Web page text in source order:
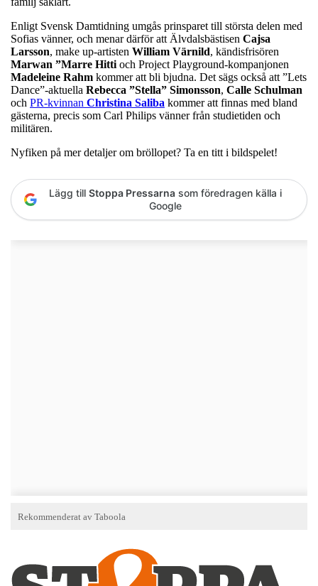
Enligt Svensk Damtidning umgås prinsparet till största delen med
Sofias vänner, och menar därför att Älvdalsbästisen Cajsa
Larsson, make up-artisten William Värnild, kändisfrisören
Marwan ”Marre Hitti och Project Playground-kompanjonen
Madeleine Rahm kommer att bli bjudna. Det sägs också att ”Lets
Dance”-aktuella Rebecca ”Stella” Simonsson, Calle Schulman
och PR-kvinnan Christina Saliba kommer att finnas med bland
gästerna, precis som Carl Philips vänner från studietiden och
militären.
Nyfiken på mer detaljer om bröllopet? Ta en titt i bildspelet!
Lägg till Stoppa Pressarna som föredragen källa i
Google